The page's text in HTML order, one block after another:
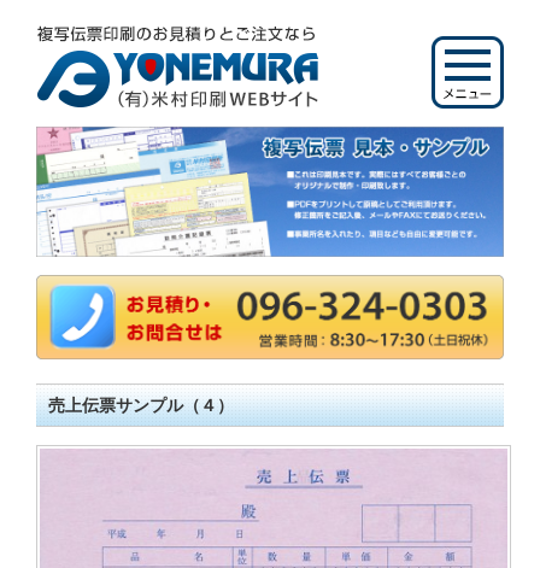
売上伝票サンプル（４）